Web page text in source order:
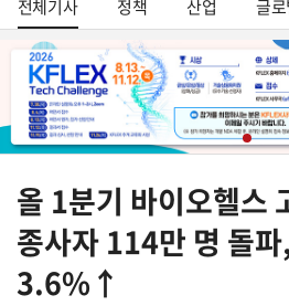
전체기사 정책 산업 글로
올 1분기 바이오헬스
종사자 114만 명 돌
3.6%↑